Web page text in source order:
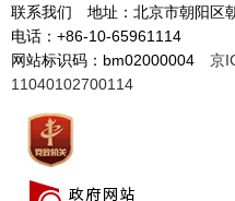
联系我们 地址：北京市朝阳
电话：+86-10-65961114
网站标识码：bm02000004 京
11040102700114